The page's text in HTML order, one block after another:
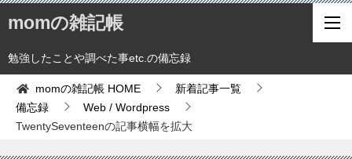
momの雑記帳
勉強したことや調べた事etc.の備忘録
momの雑記帳 HOME
新着記事一覧
備忘録
Web / Wordpress
TwentySeventeenの記事横幅を拡大